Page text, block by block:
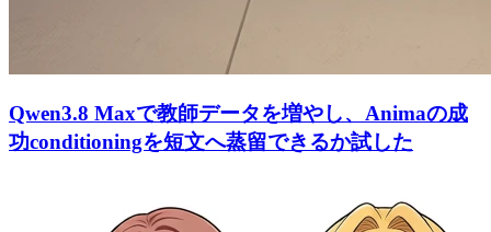
Qwen3.8 Maxで教師データを増やし、Animaの成
功conditioningを短文へ蒸留できるか試した